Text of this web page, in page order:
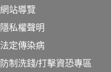
網站導覽
隱私權聲明
法定傳染病
防制洗錢/打擊資恐專區